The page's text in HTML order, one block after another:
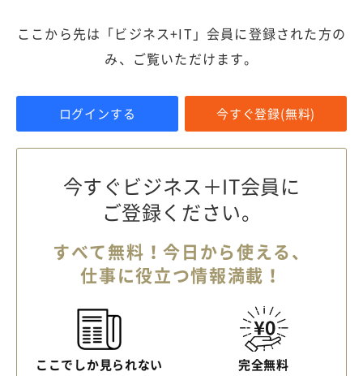
ここから先は「ビジネス+IT」会員に登録された方の
み、ご覧いただけます。
ログインする 今すぐ登録(無料)
今すぐビジネス＋IT会員に
ご登録ください。
すべて無料！今日から使える、
仕事に役立つ情報満載！
ここでしか見られない 完全無料